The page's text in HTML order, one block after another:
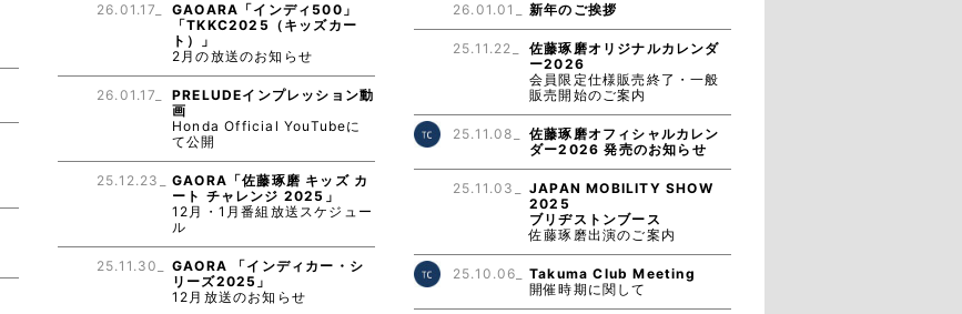
26.01.17_
GAOARA「インディ500」
「TKKC2025（キッズカー
ト）」
2月の放送のお知らせ
26.01.17_
PRELUDEインプレッション動
画
Honda Official YouTubeに
て公開
25.12.23_
GAORA「佐藤琢磨 キッズ カ
ート チャレンジ 2025」
12月・1月番組放送スケジュー
ル
25.11.30_
GAORA 「インディカー・シ
リーズ2025」
12月放送のお知らせ
26.01.01_ 新年のご挨拶
25.11.22_
佐藤琢磨オリジナルカレンダ
ー2026
会員限定仕様販売終了・一般
販売開始のご案内
25.11.08_
佐藤琢磨オフィシャルカレン
ダー2026 発売のお知らせ
25.11.03_
JAPAN MOBILITY SHOW
2025
ブリヂストンブース
佐藤琢磨出演のご案内
25.10.06_
Takuma Club Meeting
開催時期に関して